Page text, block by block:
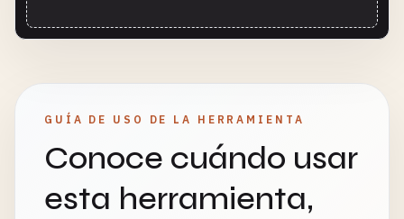
GUÍA DE USO DE LA HERRAMIENTA
Conoce cuándo usar
esta herramienta,